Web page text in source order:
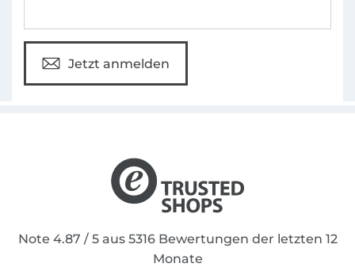
Jetzt anmelden
Note 4.87 / 5 aus 5316 Bewertungen der letzten 12
Monate